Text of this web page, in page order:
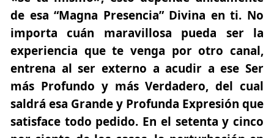
de esa “Magna Presencia” Divina en ti. No
importa cuán maravillosa pueda ser la
experiencia que te venga por otro canal,
entrena al ser externo a acudir a ese Ser
más Profundo y más Verdadero, del cual
saldrá esa Grande y Profunda Expresión que
satisface todo pedido. En el setenta y cinco